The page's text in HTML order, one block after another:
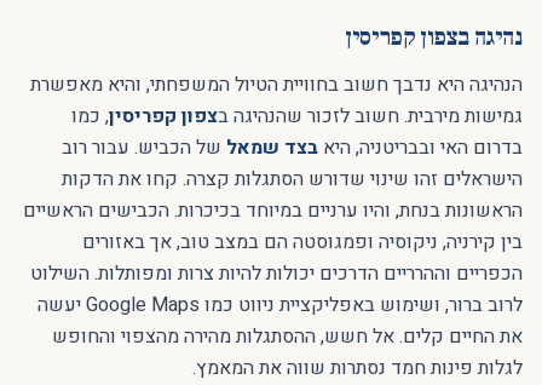
נהיגה בצפון קפריסין
הנהיגה היא נדבך חשוב בחוויית הטיול המשפחתי, והיא מאפשרת
גמישות מירבית. חשוב לזכור שהנהיגה בצפון קפריסין, כמו
בדרום האי ובבריטניה, היא בצד שמאל של הכביש. עבור רוב
הישראלים זהו שינוי שדורש הסתגלות קצרה. קחו את הדקות
הראשונות בנחת, והיו ערניים במיוחד בכיכרות. הכבישים הראשיים
בין קירניה, ניקוסיה ופמגוסטה הם במצב טוב, אך באזורים
הכפריים וההרריים הדרכים יכולות להיות צרות ומפותלות. השילוט
לרוב ברור, ושימוש באפליקציית ניווט כמו Google Maps יעשה
את החיים קלים. אל חשש, ההסתגלות מהירה מהצפוי והחופש
לגלות פינות חמד נסתרות שווה את המאמץ.